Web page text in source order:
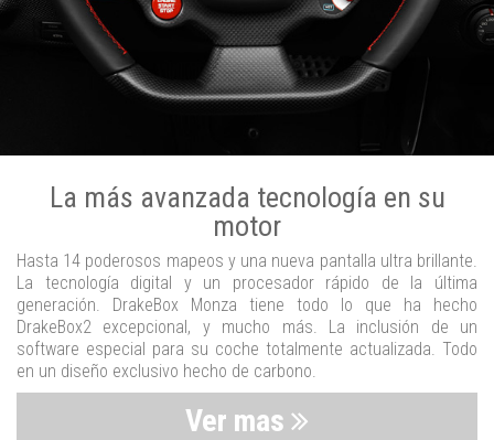
La más avanzada tecnología en su
motor
Hasta 14 poderosos mapeos y una nueva pantalla ultra brillante.
La tecnología digital y un procesador rápido de la última
generación. DrakeBox Monza tiene todo lo que ha hecho
DrakeBox2 excepcional, y mucho más. La inclusión de un
software especial para su coche totalmente actualizada. Todo
en un diseño exclusivo hecho de carbono.
Ver mas